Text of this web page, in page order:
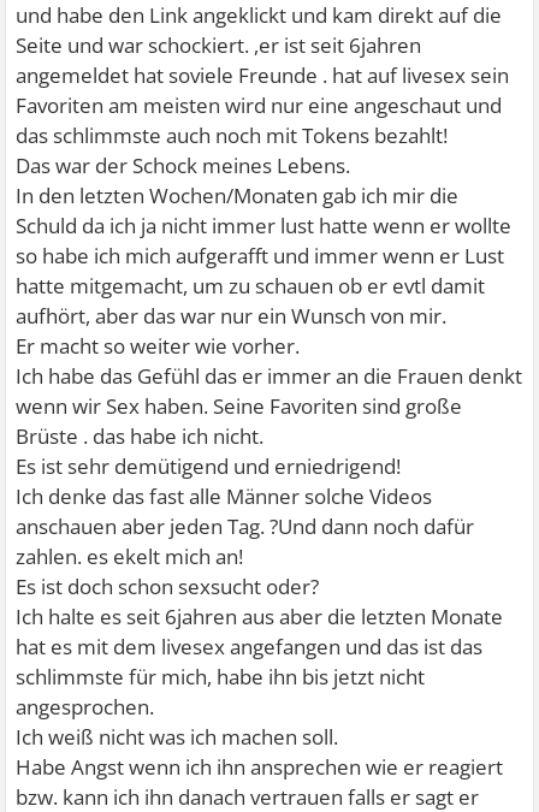
und habe den Link angeklickt und kam direkt auf die
Seite und war schockiert. ,er ist seit 6jahren
angemeldet hat soviele Freunde . hat auf livesex sein
Favoriten am meisten wird nur eine angeschaut und
das schlimmste auch noch mit Tokens bezahlt!
Das war der Schock meines Lebens.
In den letzten Wochen/Monaten gab ich mir die
Schuld da ich ja nicht immer lust hatte wenn er wollte
so habe ich mich aufgerafft und immer wenn er Lust
hatte mitgemacht, um zu schauen ob er evtl damit
aufhört, aber das war nur ein Wunsch von mir.
Er macht so weiter wie vorher.
Ich habe das Gefühl das er immer an die Frauen denkt
wenn wir Sex haben. Seine Favoriten sind große
Brüste . das habe ich nicht.
Es ist sehr demütigend und erniedrigend!
Ich denke das fast alle Männer solche Videos
anschauen aber jeden Tag. ?Und dann noch dafür
zahlen. es ekelt mich an!
Es ist doch schon sexsucht oder?
Ich halte es seit 6jahren aus aber die letzten Monate
hat es mit dem livesex angefangen und das ist das
schlimmste für mich, habe ihn bis jetzt nicht
angesprochen.
Ich weiß nicht was ich machen soll.
Habe Angst wenn ich ihn ansprechen wie er reagiert
bzw. kann ich ihn danach vertrauen falls er sagt er